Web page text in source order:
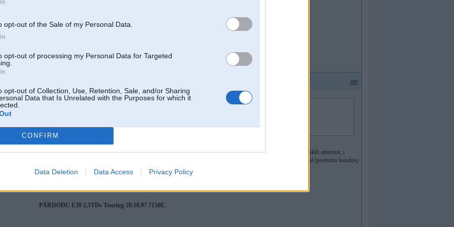
opt-out of the Sale of my Personal Data.
opt-out of processing my Personal Data for Targeted
opt-out of Collection, Use, Retention, Sale, and/or Sharing
Data that Is Unrelated with the Purposes for which it
CONFIRM
Data Deletion Data Access Privacy Policy
#89
u menja nemnogo modificirovanij M20B20, u tebja M30B30 ili 35
3,5L! No pomni to, shto u Tebja modificirovannij i pomaximumu oblehchonnij, i to shto u menja nebilo takih zhoskih amortov, i
pokrishki i davlenije ne takoje,kak navernoje nadobi, i shtobi sportivnim E30 nemeshatj, ja ih na prjamih propuskal (poetomu kazalosj
lehko), potomu shto znal, shto na povorote ja meshaju!
Da, 335i ne monstr na trasse,no na ulice hvatajet!
PĀRDODU E39 2,5TDs Touring 20.10.97 7150E